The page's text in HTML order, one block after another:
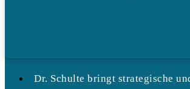
Dr. Schulte bringt strategische